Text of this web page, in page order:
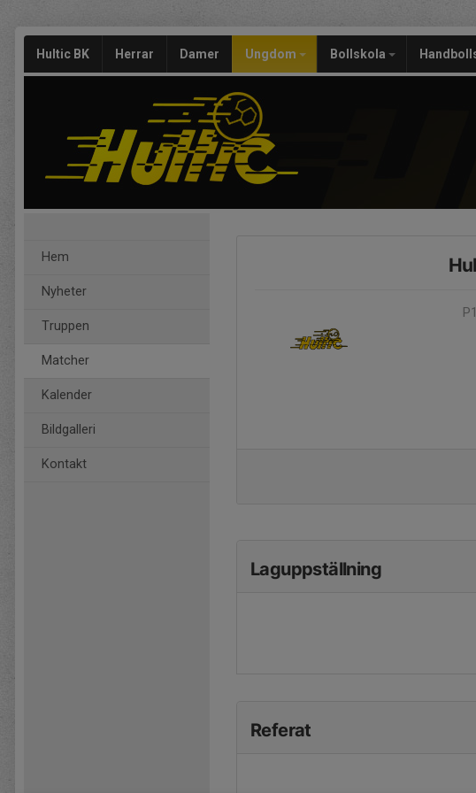
Hultic BK Herrar Damer Ungdom Bollskola
Hem
Nyheter
Truppen
Matcher
Kalender
Bildgalleri
Kontakt
Laguppställning
Referat